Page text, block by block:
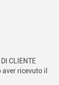
CLIENTE
ricevuto il